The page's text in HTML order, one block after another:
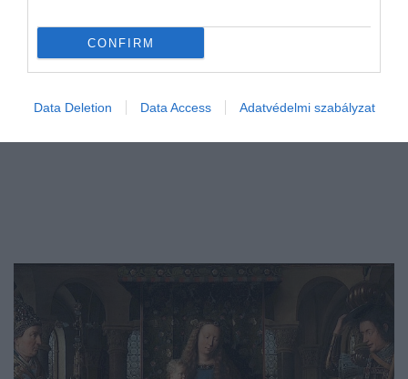
CONFIRM
Data Deletion Data Access Adatvédelmi szabályzat